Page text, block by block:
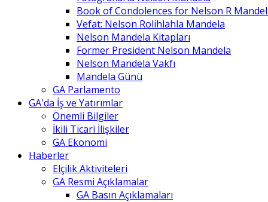
Book of Condolences for Nelson R
Vefat: Nelson Rolihlahla Mandela
Nelson Mandela Kitapları
Former President Nelson Mandela
Nelson Mandela Vakfı
Mandela Günü
GA Parlamento
GA'da İş ve Yatırımlar
Önemli Bilgiler
İkili Ticari İlişkiler
GA Ekonomi
Haberler
Elçilik Aktiviteleri
GA Resmi Açıklamalar
GA Basın Açıklamaları